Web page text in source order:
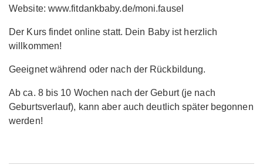
Website: www.fitdankbaby.de/moni.fausel
Der Kurs findet online statt. Dein Baby ist herzlich
willkommen!
Geeignet während oder nach der Rückbildung.
Ab ca. 8 bis 10 Wochen nach der Geburt (je nach
Geburtsverlauf), kann aber auch deutlich später begonnen
werden!